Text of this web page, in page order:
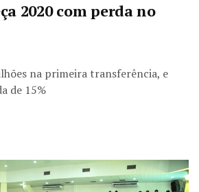
2020 com perda no
na primeira transferência, e
de 15%